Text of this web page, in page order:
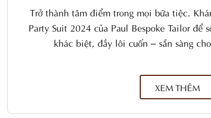
Trở thành tâm điểm trong mọi bữa tiệc.
Party Suit 2024 của Paul Bespoke Tailor để
khác biệt, đầy lôi cuốn – sẵn sàng
XEM THÊM